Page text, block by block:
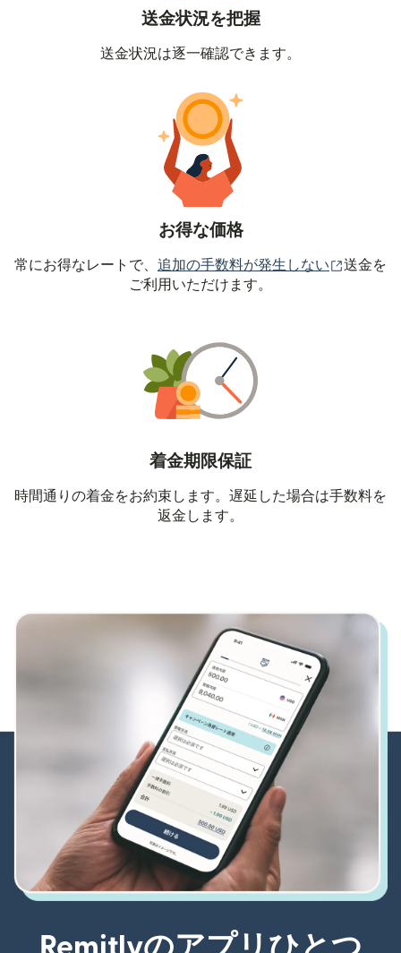
送金状況を把握
送金状況は逐一確認できます。
お得な価格
常にお得なレートで、 追加の手数料が発生しない （別ウ
送金を
ご利用いただけます。
着金期限保証
時間通りの着金をお約束します。遅延した場合は手数料を
返金します。
Remitlyのアプリひとつ